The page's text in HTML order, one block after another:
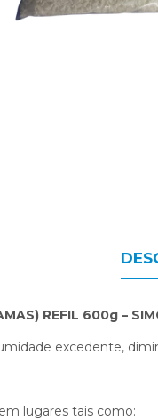
REFIL 600g –
excedente,
lugares tais como: